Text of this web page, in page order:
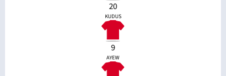
20
KUDUS
9
AYEW